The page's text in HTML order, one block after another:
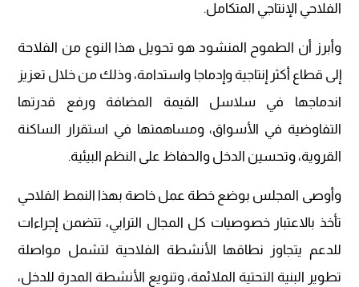
الفلاحي الإنتاجي المتكامل.
وأبرز أن الطموح المنشود هو تحويل هذا النوع من الفلاحة
إلى قطاع أكثر إنتاجية وإدماجا واستدامة، وذلك من خلال تعزيز
اندماجها في سلاسل القيمة المضافة ورفع قدرتها
التفاوضية في الأسواق، ومساهمتها في استقرار الساكنة
القروية، وتحسين الدخل والحفاظ على النظم البيئية.
وأوصى المجلس بوضع خطة عمل خاصة بهذا النمط الفلاحي
تأخذ بالاعتبار خصوصيات كل المجال الترابي، تتضمن إجراءات
للدعم يتجاوز نطاقها الأنشطة الفلاحية لتشمل مواصلة
تطوير البنية التحتية الملائمة، وتنويع الأنشطة المدرة للدخل،